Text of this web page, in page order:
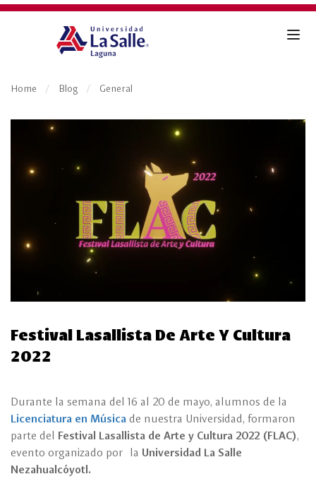
Home Blog General
Festival Lasallista De Arte Y Cultura
2022
Durante la semana del 16 al 20 de mayo, alumnos de la
Licenciatura en Música de nuestra Universidad, formaron
parte del Festival Lasallista de Arte y Cultura 2022 (FLAC),
evento organizado por la Universidad La Salle
Nezahualcóyotl.